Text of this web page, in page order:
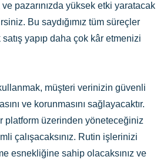
pazarınızda yüksek etki yaratacak
Bu saydığımız tüm süreçler
yapıp daha çok kâr etmenizi
müşteri verinizin güvenli
ve korunmasını sağlayacaktır.
platform üzerinden yöneteceğiniz
çalışacaksınız. Rutin işlerinizi
esnekliğine sahip olacaksınız ve